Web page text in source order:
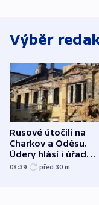
Výběr
Rusové útočili na
Charkov a Oděsu.
Údery hlásí i úřady v
Bělgorodu
08:39 před 30 m